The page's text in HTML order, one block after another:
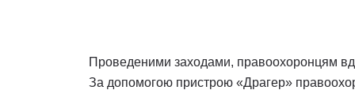
Проведеними заходами, правоохоронцям
За допомогою пристрою «Драгер»